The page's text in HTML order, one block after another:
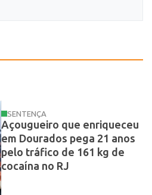
SENTENÇA
Açougueiro que enriqueceu
em Dourados pega 21 anos
pelo tráfico de 161 kg de
cocaína no RJ